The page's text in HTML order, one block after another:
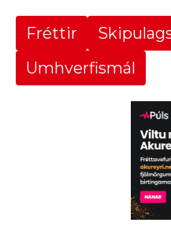
Fréttir
Umhverfismál